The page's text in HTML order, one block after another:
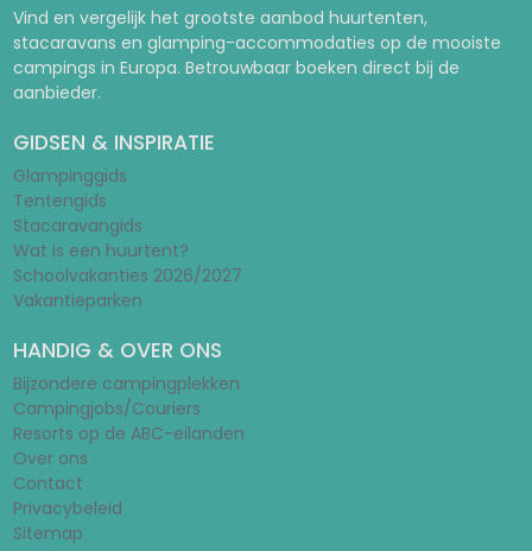
Vind en vergelijk het grootste aanbod huurtenten,
stacaravans en glamping-accommodaties op de mooiste
campings in Europa. Betrouwbaar boeken direct bij de
aanbieder.
GIDSEN & INSPIRATIE
Glampinggids
Tentengids
Stacaravangids
Wat is een huurtent?
Schoolvakanties 2026/2027
Vakantieparken
HANDIG & OVER ONS
Bijzondere campingplekken
Campingjobs/Couriers
Resorts op de ABC-eilanden
Over ons
Contact
Privacybeleid
Sitemap